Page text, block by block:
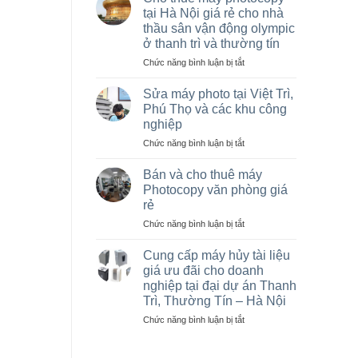
máy
photocopy
Ricoh
cũ
giá
Bán
máy
photocopy
tại
Vạn
Xuân,
Lâm
Trung
tại Hà Nội giá rẻ cho nhà
thầu sân vận động olympic
ở thanh trì và thường tín
Chức năng bình luận bị tắtở
thuê
máy
photocopy
Hà
giá
rẻ
cho
thầu
vận
động
olympic
ở
thanh
trì
Sửa máy photo tại Việt Trì,
Phú Thọ và các khu công
nghiệp
Chức năng bình luận bị tắtở
máy
photo
tại
Trì,
Thọ
và
các
khu
công
nghiệp
Bán và cho thuê máy
Photocopy văn phòng giá
rẻ
Chức năng bình luận bị tắtở
cho
thuê
máy
Photocopy
văn
Cung cấp máy hủy tài liệu
giá ưu đãi cho doanh
nghiệp tại đại dự án Thanh
Trì, Thường Tín – Hà Nội
Chức năng bình luận bị tắtở